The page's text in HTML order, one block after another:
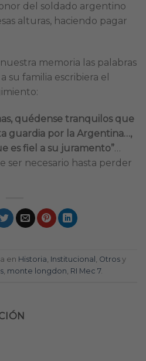
del soldado argentino
alturas, haciendo pagar
memoria las palabras
su familia escribiera el
quédense tranquilos que
guardia por la Argentina…,
es fiel a su juramento”…
ser necesario hasta perder
en Historia, Institucional , Otros y
, monte longdon, RI Mec 7.